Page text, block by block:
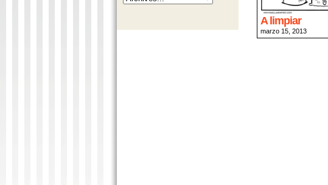
A limpiar
marzo 15, 2013